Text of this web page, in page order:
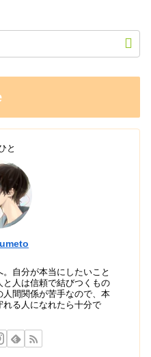
と
自分が本当にしたいこと
人は信頼で結びつくもの
間関係が苦手なので、本
る人になれたら十分で